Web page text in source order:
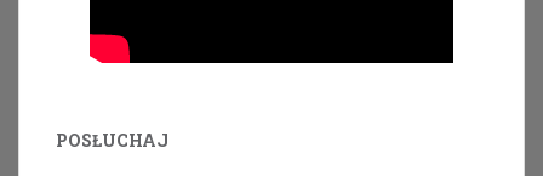
POSŁUCHAJ